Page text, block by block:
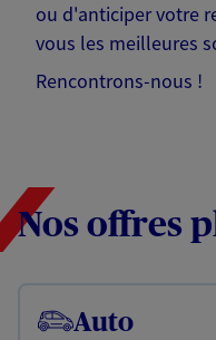
ou d'anticiper votre
vous les meilleures
Rencontrons-nous !
Nos offres
Auto